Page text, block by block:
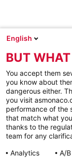
English
BUT
You accept them
you know about
dangerous either.
you visit
performance of the
that match what
thanks to the
team for any
Analytics
A/